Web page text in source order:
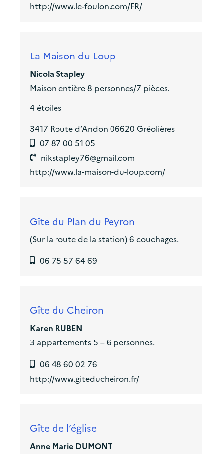
http://www.le-foulon.com/FR/
La Maison du Loup
Nicola Stapley
Maison entière 8 personnes/7 pièces.
4 étoiles
3417 Route d’Andon 06620 Gréolières
07 87 00 51 05
nikstapley76@gmail.com
http://www.la-maison-du-loup.com/
Gîte du Plan du Peyron
(Sur la route de la station) 6 couchages.
06 75 57 64 69
Gîte du Cheiron
Karen RUBEN
3 appartements 5 – 6 personnes.
06 48 60 02 76
http://www.giteducheiron.fr/
Gîte de l’église
Anne Marie DUMONT